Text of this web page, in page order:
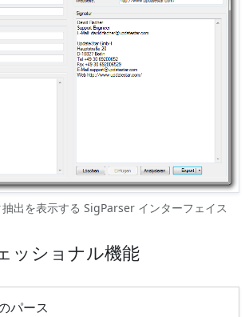
出を表示する SigParser インターフェイス
ッショナル機能
パース